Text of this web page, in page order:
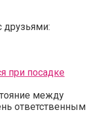
друзьями:
при посадке
между
ответственным